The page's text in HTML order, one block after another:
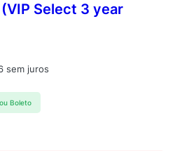
Select 3 year
sem juros
Boleto